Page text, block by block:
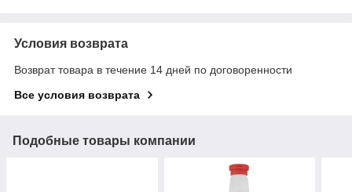
Условия возврата
Возврат товара в течение 14 дней по договоренности
Все условия возврата
Подобные товары компании